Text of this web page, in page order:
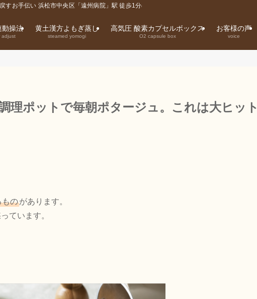
お手伝い 浜松市中央区「遠州病院」駅 徒歩1分の整体院
動操法
adjust
黄土漢方よもぎ蒸し
steamed yomogi
高気圧 酸素カプセルボックス
O2 capsule box
お客様の声
voice
理ポットで毎朝ポタージュ。これは大ヒット
ものがあります。
ています。